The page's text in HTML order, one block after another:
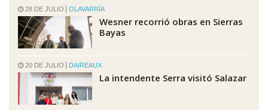
28 DE JULIO OLAVARRÍA
Wesner recorrió obras en Sierras
Bayas
20 DE JULIO DAIREAUX
La intendente Serra visitó Salazar